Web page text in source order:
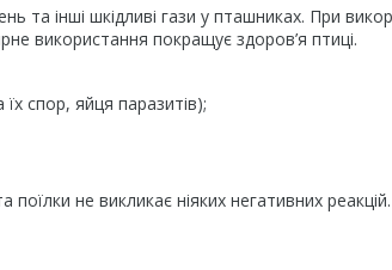
та інші шкідливі гази у пташниках. При
використання покращує здоров’я птиці.
спор, яйця паразитів);
не викликає ніяких негативних реакцій.